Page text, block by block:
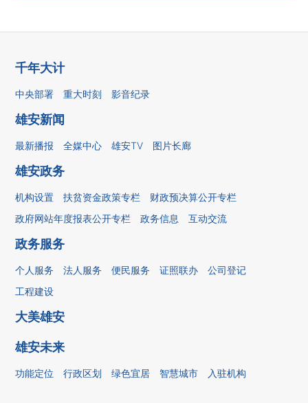
千年大计
中央部署 重大时刻 影音纪录
雄安新闻
最新播报 全媒中心 雄安TV 图片长廊
雄安政务
机构设置 扶贫资金政策专栏
财政预决算公开专栏
政府网站年度报表公开专栏
政务信息 互动交流
政务服务
个人服务 法人服务 便民服务 证照联办
公司登记
工程建设
大美雄安
雄安未来
功能定位 行政区划 绿色宜居 智慧城市 入驻机构